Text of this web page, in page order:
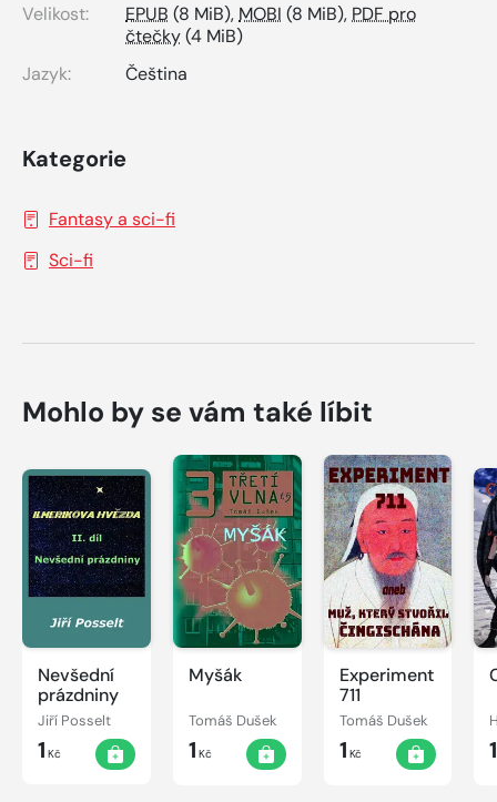
Velikost:
EPUB (8 MiB), MOBI (8 MiB), PDF pro
čtečky(4 MiB)
Jazyk:
Čeština
Kategorie
Fantasy a sci-fi
Sci-fi
Mohlo by se vám také líbit
Nevšední
prázdniny
Jiří Posselt
1 Kč
Myšák
Tomáš Dušek
1 Kč
Experiment
711
Tomáš Dušek
1 Kč